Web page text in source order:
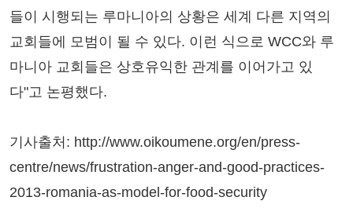
들이 시행되는 루마니아의 상황은 세계 다른 지역의
교회들에 모범이 될 수 있다. 이런 식으로 WCC와 루
마니아 교회들은 상호유익한 관계를 이어가고 있
다"고 논평했다.
기사출처: http://www.oikoumene.org/en/press-
centre/news/frustration-anger-and-good-practices-
2013-romania-as-model-for-food-security